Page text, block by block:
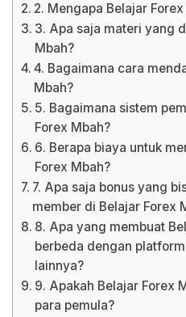
2. Mengapa Belajar
3. Apa saja materi yang
Mbah?
4. Bagaimana cara
Mbah?
5. Bagaimana sistem
Forex Mbah?
6. Berapa biaya untuk
Forex Mbah?
7. Apa saja bonus yang
member di Belajar Forex
8. Apa yang membuat
berbeda dengan
lainnya?
9. Apakah Belajar Forex
para pemula?